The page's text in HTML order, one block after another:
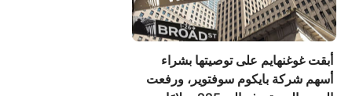
أبقت غوغنهايم على توصيتها بشراء
أسهم شركة بايكوم سوفتوير، ورفعت